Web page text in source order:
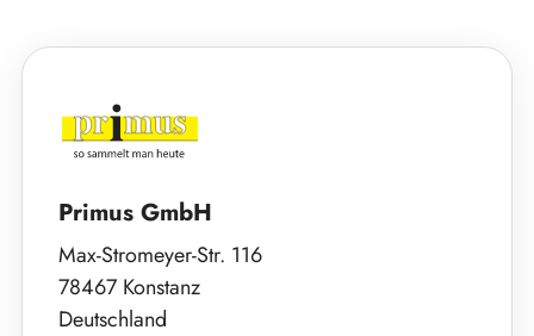
Primus GmbH
Max-Stromeyer-Str. 116
78467 Konstanz
Deutschland